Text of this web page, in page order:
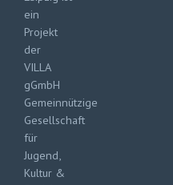
ein
Projekt
der
VILLA
gGmbH
Gemeinnützige
Gesellschaft
für
Jugend,
Kultur &